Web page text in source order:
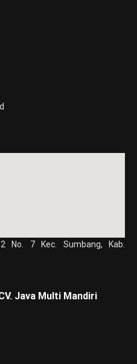
No. 7 Kec. Sumbang, Kab.
Java Multi Mandiri